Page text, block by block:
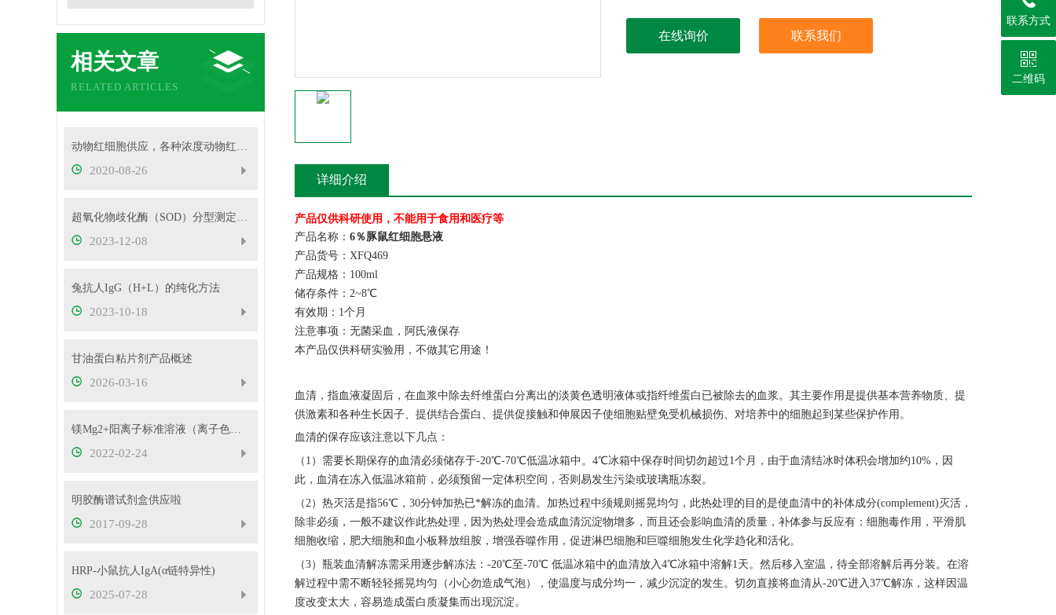
相关文章
RELATED ARTICLES
动物红细胞供应，各种浓度动物红细胞
2020-08-26
超氧化物歧化酶（SOD）分型测定试剂盒的样本前处理
2023-12-08
兔抗人IgG（H+L）的纯化方法
2023-10-18
甘油蛋白粘片剂产品概述
2026-03-16
镁Mg2+阳离子标准溶液（离子色谱用）-信帆供应！
2022-02-24
明胶酶谱试剂盒供应啦
2017-09-28
HRP-小鼠抗人IgA(α链特异性)
2025-07-28
在线询价 联系我们
详细介绍
产品仅供科研使用，不能用于食用和医疗等
产品名称： 6％豚鼠红细胞悬液
产品货号：XFQ469
产品规格：100ml
储存条件：2~8℃
有效期：1个月
注意事项：无菌采血，阿氏液保存
本产品仅供科研实验用，不做其它用途！
血清，指血液凝固后，在血浆中除去纤维蛋白分离出的淡黄色透明液体或指纤维蛋白已被除去的血浆。其主要作用是提供基本营养物质、提
供激素和各种生长因子、提供结合蛋白、提供促接触和伸展因子使细胞贴壁免受机械损伤、对培养中的细胞起到某些保护作用。
血清的保存应该注意以下几点：
（ 1）需要长期保存的血清必须储存于-20℃-70℃低温冰箱中。4℃冰箱中保存时间切勿超过1个月，由于血清结冰时体积会增加约10%，因
此，血清在冻入低温冰箱前，必须预留一定体积空间，否则易发生污染或玻璃瓶冻裂。
（2）热灭活是指56℃，30分钟加热已*解冻的血清。加热过程中须规则摇晃均匀，此热处理的目的是使血清中的补体成分(complement)灭活，
除非必须，一般不建议作此热处理，因为热处理会造成血清沉淀物增多，而且还会影响血清的质量，补体参与反应有：细胞毒作用，平滑肌
细胞收缩，肥大细胞和血小板释放组胺，增强吞噬作用，促进淋巴细胞和巨噬细胞发生化学趋化和活化。
（3）瓶装血清解冻需采用逐步解冻法：-20℃至-70℃ 低温冰箱中的血清放入4℃冰箱中溶解1天。然后移入室温，待全部溶解后再分装。在溶
解过程中需不断轻轻摇晃均匀（小心勿造成气泡），使温度与成分均一，减少沉淀的发生。切勿直接将血清从-20℃进入37℃解冻，这样因温
度改变太大，容易造成蛋白质凝集而出现沉淀。
联系方式
二维码